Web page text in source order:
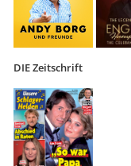
DIE Zeitschrift